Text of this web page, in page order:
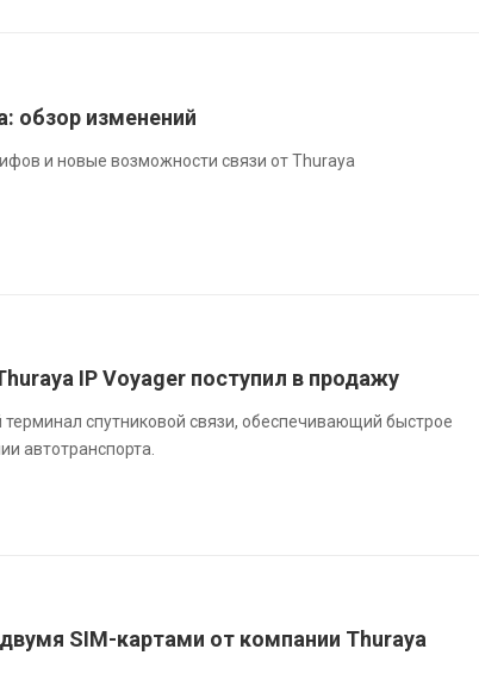
обзор изменений
и новые возможности связи от Thuraya
IP Voyager поступил в продажу
спутниковой связи, обеспечивающий быстрое
автотранспорта.
SIM-картами от компании Thuraya